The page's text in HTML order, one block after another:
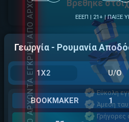
ΕΕΕΠ | 21+ | ΠΑΙΞΕ
Γεωργία - Ρουμανία
1X2 U/O
BOOKMAKER 1
Βρέθηκε
Εύκολη
Άμεση
Γρήγορες